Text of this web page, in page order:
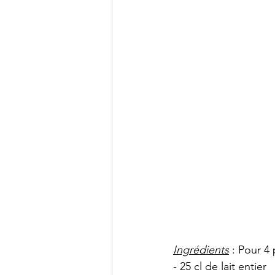
Ingrédients : Pour 4
- 25 cl de lait entier